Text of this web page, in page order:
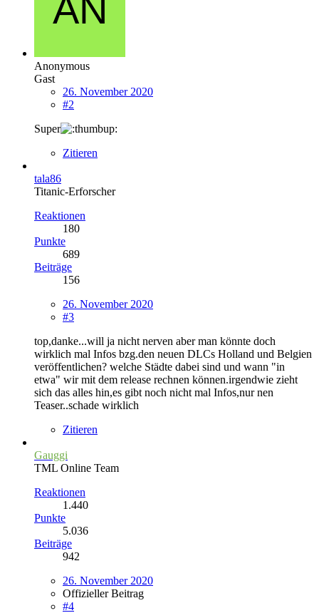
Anonymous
Gast
26. November 2020
#2
Super
Zitieren
tala86
Titanic-Erforscher
Reaktionen
180
Punkte
689
Beiträge
156
26. November 2020
#3
top,danke...will ja nicht nerven aber man könnte doch
wirklich mal Infos bzg.den neuen DLCs Holland und Belgien
veröffentlichen? welche Städte dabei sind und wann "in
etwa" wir mit dem release rechnen können.irgendwie zieht
sich das alles hin,es gibt noch nicht mal Infos,nur nen
Teaser..schade wirklich
Zitieren
Gauggi
TML Online Team
Reaktionen
1.440
Punkte
5.036
Beiträge
942
26. November 2020
Offizieller Beitrag
#4